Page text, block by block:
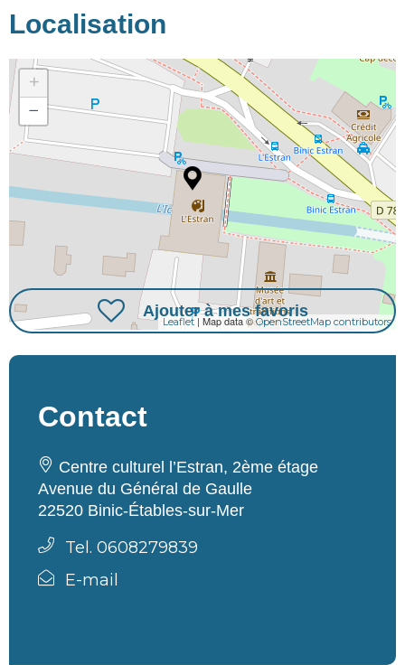
Localisation
+
−
Leaflet| Map data ©OpenStreetMap contributors
Ajouter à mes favoris
Contact
Centre culturel l’Estran, 2ème étage
Avenue du Général de Gaulle
22520 Binic-Étables-sur-Mer
Tel. 0608279839
E-mail